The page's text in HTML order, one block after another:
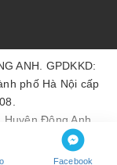
ANH. GPDKKD:
phố Hà Nội cấp
Đông Anh,
Email:
Facebook